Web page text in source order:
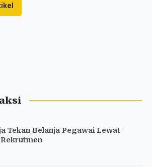
Tekan Belanja Pegawai Lewat